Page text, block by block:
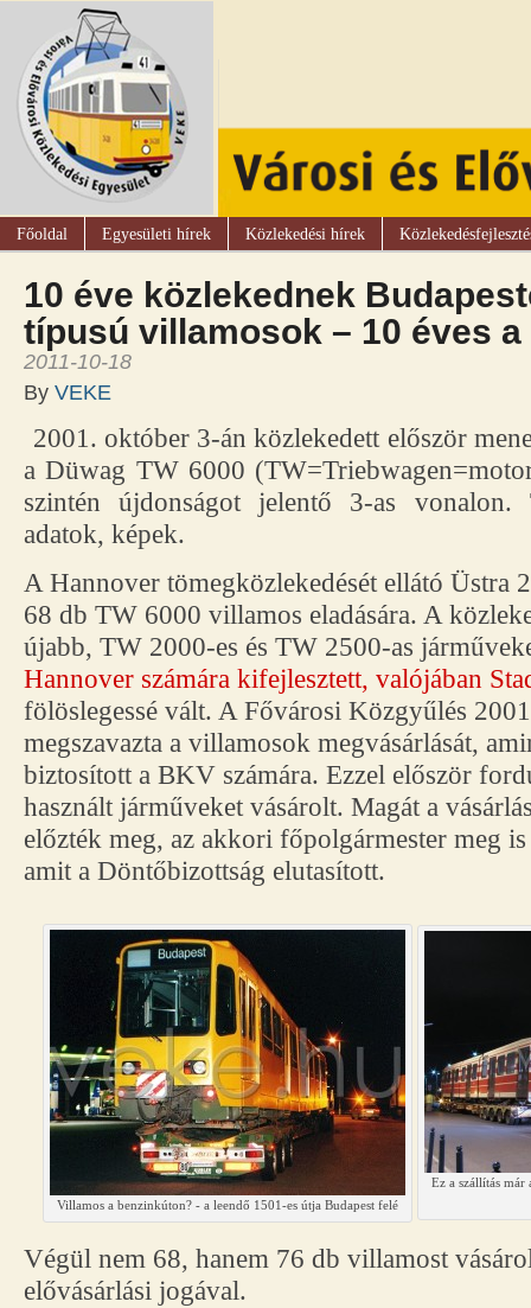
Főoldal Egyesületi hírek Közlekedési hírek
10 éve közlekednek
típusú villamosok – 10 éves
2011-10-18
By VEKE
2001. október 3-án közlekedett először
a Düwag TW 6000
szintén újdonságot jelentő 3-as vonalon.
adatok, képek.
A Hannover tömegközlekedését ellátó Üstra
68 db TW 6000 villamos eladására. A
újabb, TW 2000-es és TW 2500-as
Hannover számára kifejlesztett, valójában
fölöslegessé vált. A Fővárosi Közgyűlés
megszavazta a villamosok megvásárlását,
biztosított a BKV számára. Ezzel először
használt járműveket vásárolt. Magát a
előzték meg, az akkori főpolgármester meg is
amit a Döntőbizottság elutasított.
Villamos a benzinkúton? - a leendő 1501-es útja Budapest felé
Ez a szállítás már
Végül nem 68, hanem 76 db villamost
elővásárlási jogával.